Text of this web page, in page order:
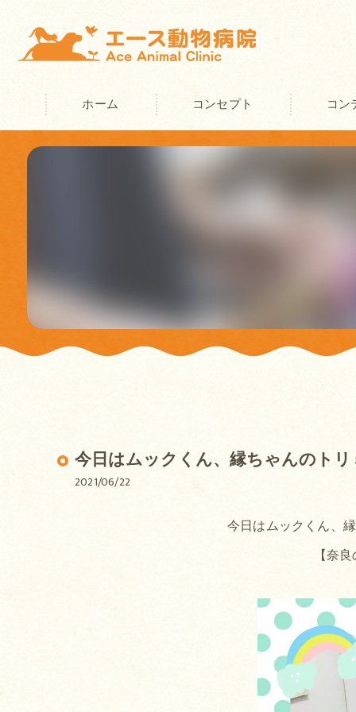
ホーム コンセプト
奈良の動物病院･エース動物病院の
奈良の動物病院･エース動物病院の
奈良の動物病院･エース動物病院の
コン
今日はムックくん、縁ちゃんのト
2021/06/22
今日はムックくん、
【奈